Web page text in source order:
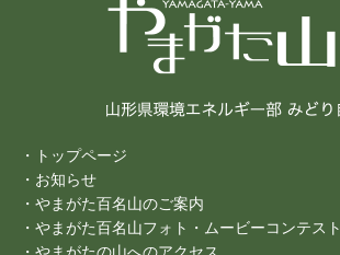
・トップページ
・お知らせ
・やまがた百名山のご案内
・やまがた百名山フォト・ムービーコンテスト
・やまがたの山へのアクセス